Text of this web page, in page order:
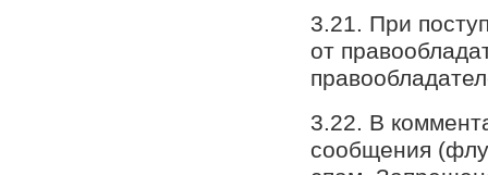
3.21. При
от
3.22. В
сообщения